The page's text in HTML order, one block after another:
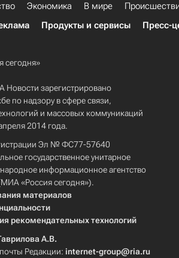
Экономика В мире
Продукты и сервисы Пресс-
сегодня»
Новости зарегистрировано
по надзору в сфере связи,
и массовых коммуникаций
2014 года.
Эл № ФС77-57640
государственное унитарное
информационное агентство
«Россия сегодня»).
материалов
рекомендательных технологий
А.В.
Редакции: internet-group@ria.ru